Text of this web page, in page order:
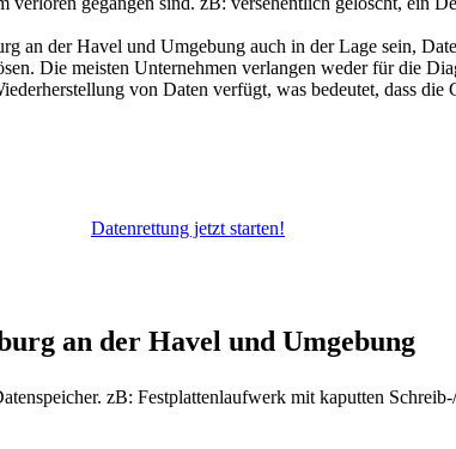
an der Havel und Umgebung auch in der Lage sein,
Die meisten Unternehmen verlangen weder für die
von Daten verfügt, was bedeutet, dass
Datenrettung jetzt starten!
an der Havel und Umgebung
zB: Festplattenlaufwerk mit kaputten